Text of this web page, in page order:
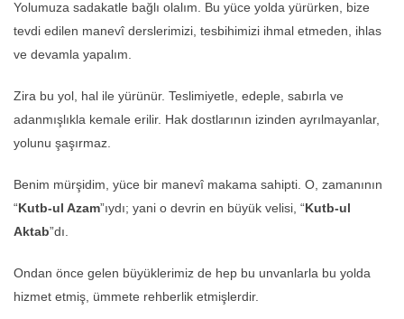
Yolumuza sadakatle bağlı olalım. Bu yüce yolda yürürken, bize
tevdi edilen manevî derslerimizi, tesbihimizi ihmal etmeden, ihlas
ve devamla yapalım.
Zira bu yol, hal ile yürünür. Teslimiyetle, edeple, sabırla ve
adanmışlıkla kemale erilir. Hak dostlarının izinden ayrılmayanlar,
yolunu şaşırmaz.
Benim mürşidim, yüce bir manevî makama sahipti. O, zamanının
“Kutb-ul Azam”ıydı; yani o devrin en büyük velisi, “Kutb-ul
Aktab”dı.
Ondan önce gelen büyüklerimiz de hep bu unvanlarla bu yolda
hizmet etmiş, ümmete rehberlik etmişlerdir.